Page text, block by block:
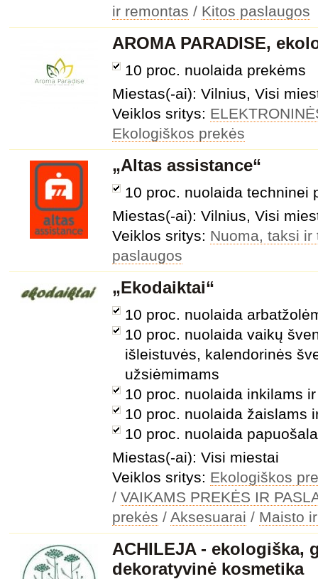
ir remontas / Kitos paslaugos
AROMA PARADISE,
10 proc. nuolaida prekėms
Miestas(-ai): Vilnius, Visi
Veiklos sritys:
Ekologiškos prekės
„Altas assistance“
10 proc. nuolaida techninei
Miestas(-ai): Vilnius, Visi
Veiklos sritys: Nuoma, taksi ir
paslaugos
„Ekodaiktai“
10 proc. nuolaida
10 proc. nuolaida vaikų
išleistuvės, kalendorinės
užsiėmimams
10 proc. nuolaida inkilams
10 proc. nuolaida žaislams
10 proc. nuolaida
Miestas(-ai): Visi miestai
Veiklos sritys: Ekologiškos
/ VAIKAMS PREKĖS IR
prekės / Aksesuarai / Maisto
ACHILEJA - ekologiška,
dekoratyvinė kosmetika